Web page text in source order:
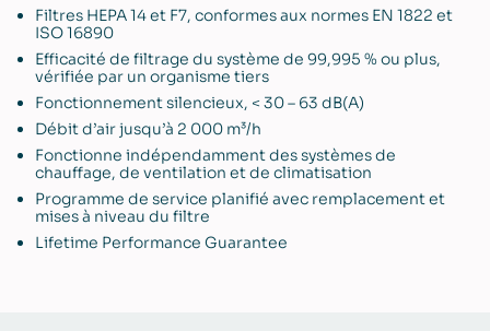
Filtres HEPA 14 et F7, conformes aux normes EN 1822 et
ISO 16890
Efficacité de filtrage du système de 99,995 % ou plus,
vérifiée par un organisme tiers
Fonctionnement silencieux, < 30 – 63 dB(A)
Débit d’air jusqu’à 2 000 m³/h
Fonctionne indépendamment des systèmes de
chauffage, de ventilation et de climatisation
Programme de service planifié avec remplacement et
mises à niveau du filtre
Lifetime Performance Guarantee